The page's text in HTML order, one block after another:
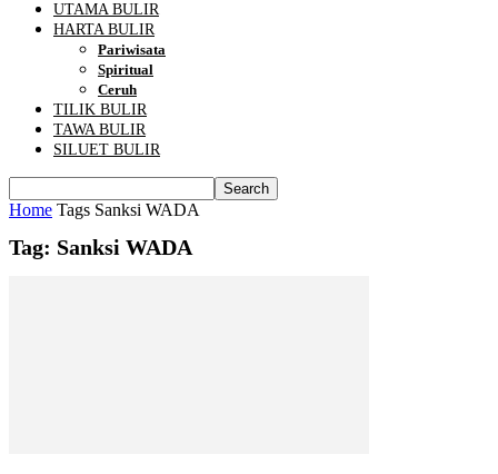
UTAMA BULIR
HARTA BULIR
Pariwisata
Spiritual
Ceruh
TILIK BULIR
TAWA BULIR
SILUET BULIR
Home Tags Sanksi WADA
Tag: Sanksi WADA